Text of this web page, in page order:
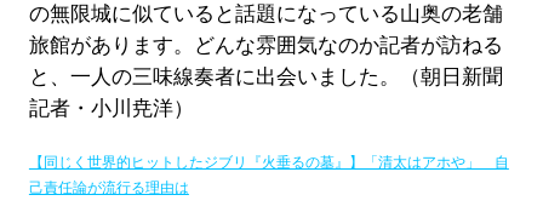
の無限城に似ていると話題になっている山奥の老舗
旅館があります。どんな雰囲気なのか記者が訪ねる
と、一人の三味線奏者に出会いました。（朝日新聞
記者・小川尭洋）
【同じく世界的ヒットしたジブリ『火垂るの墓』】「清太はアホや」 自
己責任論が流行る理由は